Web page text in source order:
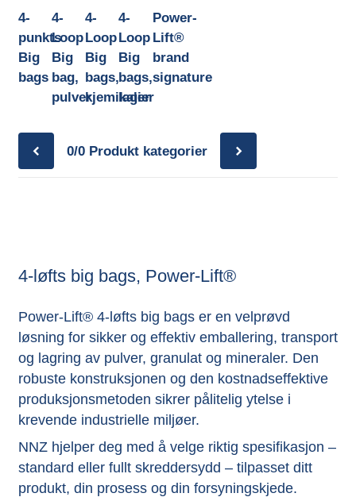
4-
punkts
Big
bags
4-
Loop
Big
bag,
pulver
4-
Loop
Big
bags,
kjemikalier
4-
Loop
Big
bags,
lager
Power-
Lift®
brand
signature
0/0 Produkt kategorier
4-løfts big bags, Power-Lift®
Power-Lift® 4-løfts big bags er en velprøvd
løsning for sikker og effektiv emballering, transport
og lagring av pulver, granulat og mineraler. Den
robuste konstruksjonen og den kostnadseffektive
produksjonsmetoden sikrer pålitelig ytelse i
krevende industrielle miljøer.
NNZ hjelper deg med å velge riktig spesifikasjon –
standard eller fullt skreddersydd – tilpasset ditt
produkt, din prosess og din forsyningskjede.